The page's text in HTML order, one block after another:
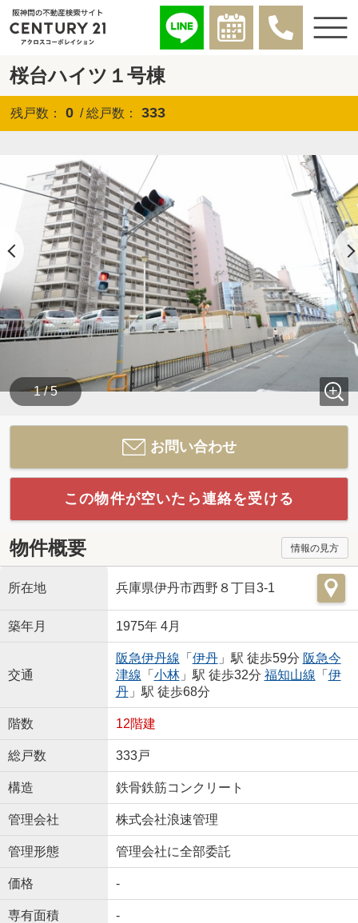
桜台ハイツ１号棟
残戸数： 0 / 総戸数： 333
1 / 5
お問い合わせ
この物件が空いたら連絡を受ける
物件概要 情報の見方
所在地 兵庫県伊丹市西野８丁目3-1
築年月 1975年 4月
交通
阪急伊丹線 「 伊丹」駅 徒歩59分 阪急今
津線 「 小林」駅 徒歩32分 福知山線 「 伊
丹」駅 徒歩68分
階数 12階建
総戸数 333戸
構造 鉄骨鉄筋コンクリート
管理会社 株式会社浪速管理
管理形態 管理会社に全部委託
価格 -
専有面積 -